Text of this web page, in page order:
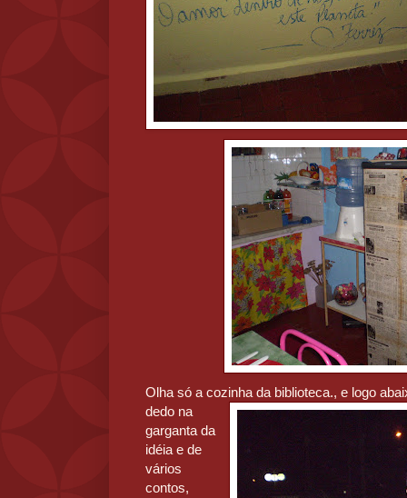
Olha só a cozinha da biblioteca., e logo
dedo na
garganta da
idéia e de
vários
contos,